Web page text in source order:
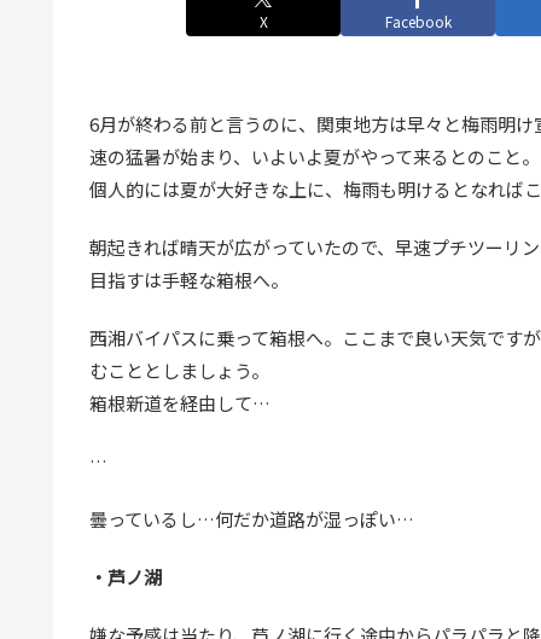
X Facebook
6月が終わる前と言うのに、関東地方は早々と梅雨明
速の猛暑が始まり、いよいよ夏がやって来るとのこと。
個人的には夏が大好きな上に、梅雨も明けるとなれば
朝起きれば晴天が広がっていたので、早速プチツーリ
目指すは手軽な箱根へ。
西湘バイパスに乗って箱根へ。ここまで良い天気で
むこととしましょう。
箱根新道を経由して…
…
曇っているし…何だか道路が湿っぽい…
・芦ノ湖